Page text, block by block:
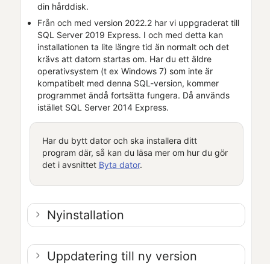
din hårddisk.
Från och med version 2022.2 har vi uppgraderat till
SQL Server 2019 Express. I och med detta kan
installationen ta lite längre tid än normalt och det
krävs att datorn startas om. Har du ett äldre
operativsystem (t ex Windows 7) som inte är
kompatibelt med denna SQL-version, kommer
programmet ändå fortsätta fungera. Då används
istället SQL Server 2014 Express.
Har du bytt dator och ska installera ditt
program där, så kan du läsa mer om hur du gör
det i avsnittet Byta dator.
Nyinstallation
Uppdatering till ny version